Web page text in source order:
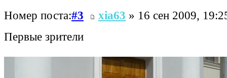
Номер поста:#3 xia63 » 16 сен 2009,
Первые зрители